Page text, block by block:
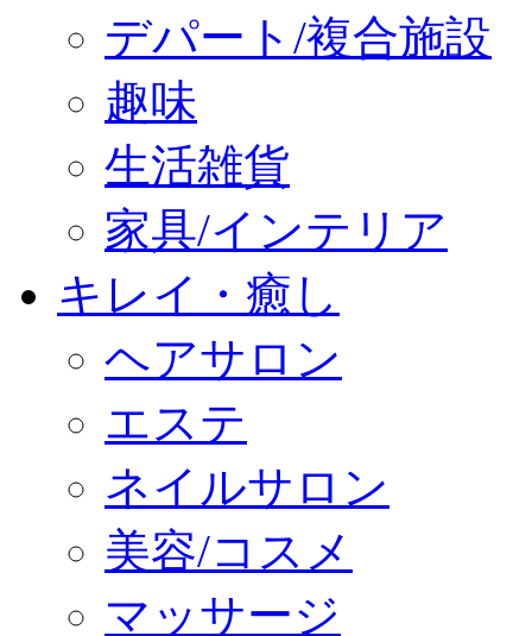
デパート/複合施設
趣味
生活雑貨
家具/インテリア
キレイ・癒し
ヘアサロン
エステ
ネイルサロン
美容/コスメ
マッサージ